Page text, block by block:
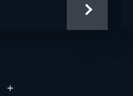
ジュリ
＋